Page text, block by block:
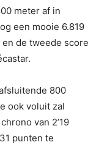
meter af in
een mooie 6.819
de tweede score
800
ook voluit zal
van 2’19
punten te